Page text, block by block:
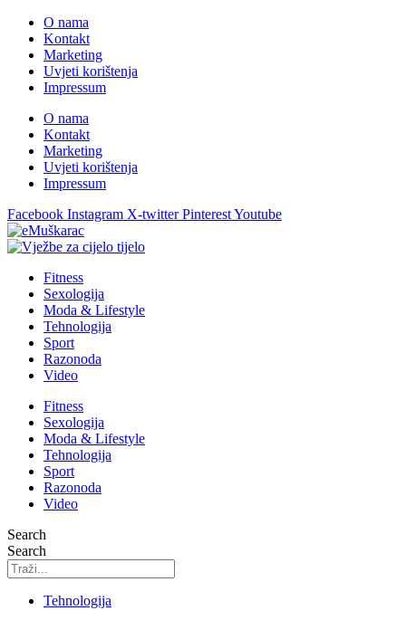
O nama
Kontakt
Marketing
Uvjeti korištenja
Impressum
O nama
Kontakt
Marketing
Uvjeti korištenja
Impressum
Facebook Instagram X-twitter PinterestYoutube
Fitness
Sexologija
Moda & Lifestyle
Tehnologija
Sport
Razonoda
Video
Fitness
Sexologija
Moda & Lifestyle
Tehnologija
Sport
Razonoda
Video
Search
Search
Tehnologija